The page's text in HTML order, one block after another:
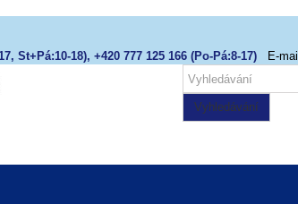
St+Pá:10-18), +420 777 125 166 (Po-Pá:8-17) E-
Vyhledávání